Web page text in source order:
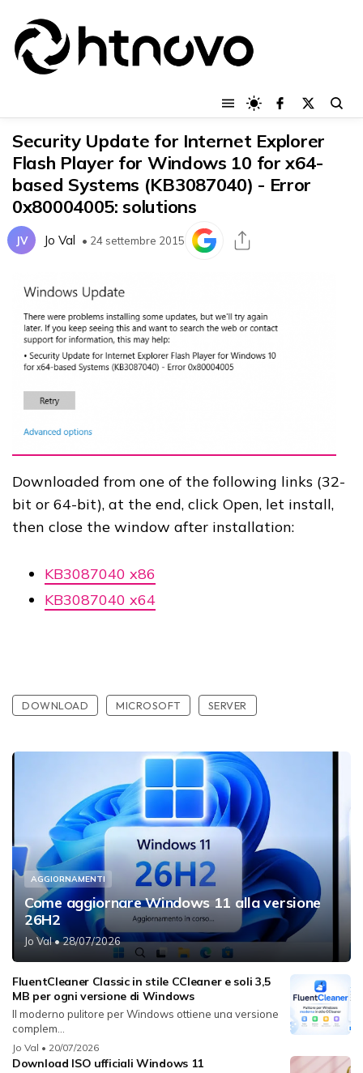
Security Update for Internet Explorer
Flash Player for Windows 10 for x64-
based Systems (KB3087040) - Error
0x80004005: solutions
JV Jo Val • 24 settembre 2015
Downloaded from one of the following links (32-
bit or 64-bit), at the end, click Open, let install,
then close the window after installation:
KB3087040 x86
KB3087040 x64
DOWNLOAD MICROSOFT SERVER
AGGIORNAMENTI
Come aggiornare Windows 11 alla versione
26H2
Jo Val• 28/07/2026
FluentCleaner Classic in stile CCleaner e soli 3,5
MB per ogni versione di Windows
Il moderno pulitore per Windows ottiene una versione
complem...
Jo Val • 20/07/2026
Download ISO ufficiali Windows 11